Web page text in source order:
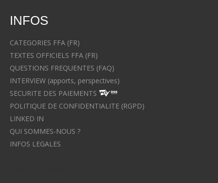
INFOS
CATEGORIES FFA (FR)
TEXTES OFFICIELS FFA (FR)
QUESTIONS FREQUENTES (FAQ)
INTERVIEW (apports, perspectives)
SECURITE DES PAIEMENTS
POLITIQUE DE CONFIDENTIALITE (RGPD)
LINKED IN
QUI SOMMES-NOUS ?
INFOS LEGALES